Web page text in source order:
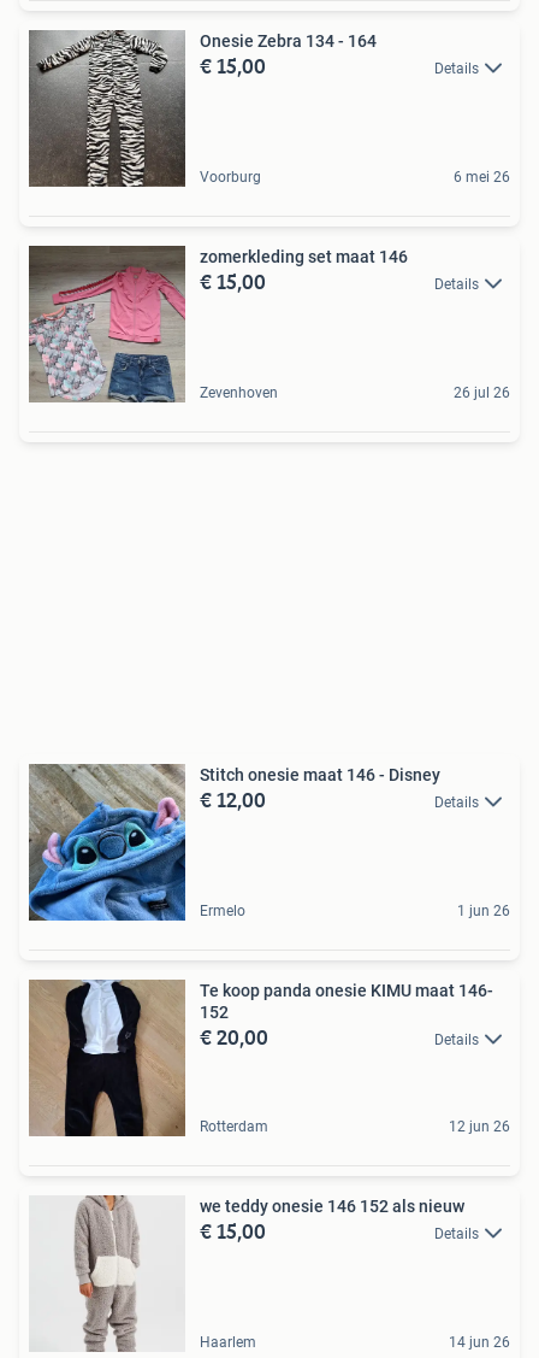
Onesie Zebra 134 - 164
€ 15,00 Details
Voorburg 6 mei 26
zomerkleding set maat 146
€ 15,00 Details
Zevenhoven 26 jul 26
Stitch onesie maat 146 - Disney
€ 12,00 Details
Ermelo 1 jun 26
Te koop panda onesie KIMU maat 146-
152
€ 20,00 Details
Rotterdam 12 jun 26
we teddy onesie 146 152 als nieuw
€ 15,00 Details
Haarlem 14 jun 26